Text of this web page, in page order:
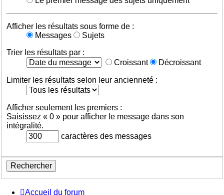
Afficher les résultats sous forme de :
Messages
Sujets
Trier les résultats par :
Croissant
Décroissant
Limiter les résultats selon leur ancienneté :
Afficher seulement les premiers :
Saisissez « 0 » pour afficher le message dans son
intégralité.
caractères des messages
Accueil du forum